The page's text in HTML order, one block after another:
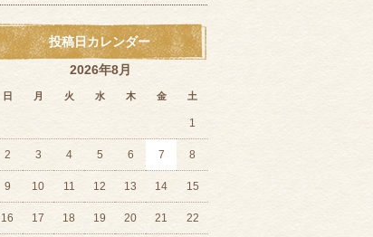
投稿日カレンダー
2026年8月
日 月 火 水 木 金 土
1
2 3 4 5 6 7 8
9 10 11 12 13 14 15
16 17 18 19 20 21 22